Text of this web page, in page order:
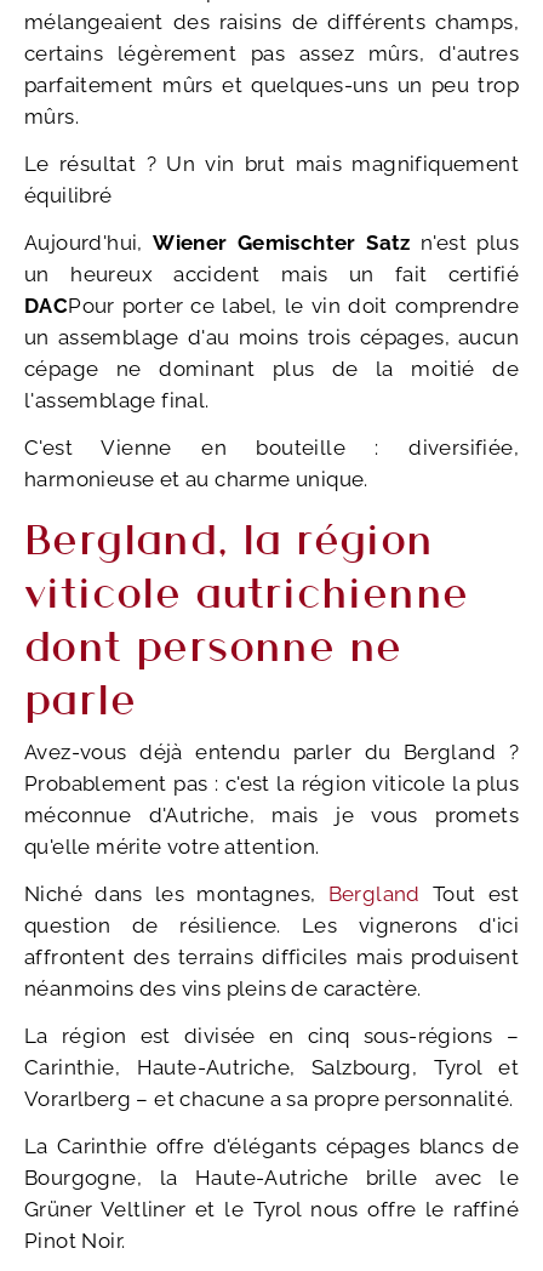
mélangeaient des raisins de différents champs,
certains légèrement pas assez mûrs, d'autres
parfaitement mûrs et quelques-uns un peu trop
mûrs.
Le résultat ? Un vin brut mais magnifiquement
équilibré
Aujourd'hui,Wiener Gemischter Satz n'est plus
un heureux accident mais un fait certifié
DACPour porter ce label, le vin doit comprendre
un assemblage d'au moins trois cépages, aucun
cépage ne dominant plus de la moitié de
l'assemblage final.
C'est Vienne en bouteille : diversifiée,
harmonieuse et au charme unique.
Bergland, la région
viticole autrichienne
dont personne ne
parle
Avez-vous déjà entendu parler du Bergland ?
Probablement pas : c'est la région viticole la plus
méconnue d'Autriche, mais je vous promets
qu'elle mérite votre attention.
Niché dans les montagnes, Bergland Tout est
question de résilience. Les vignerons d'ici
affrontent des terrains difficiles mais produisent
néanmoins des vins pleins de caractère.
La région est divisée en cinq sous-régions –
Carinthie, Haute-Autriche, Salzbourg, Tyrol et
Vorarlberg – et chacune a sa propre personnalité.
La Carinthie offre d'élégants cépages blancs de
Bourgogne, la Haute-Autriche brille avec le
Grüner Veltliner et le Tyrol nous offre le raffiné
Pinot Noir.